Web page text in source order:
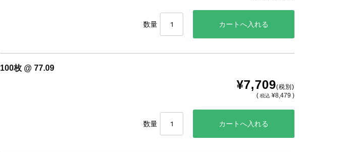
数量
100枚 @ 77.09
¥7,709(税別)
( 税込 ¥8,479 )
数量